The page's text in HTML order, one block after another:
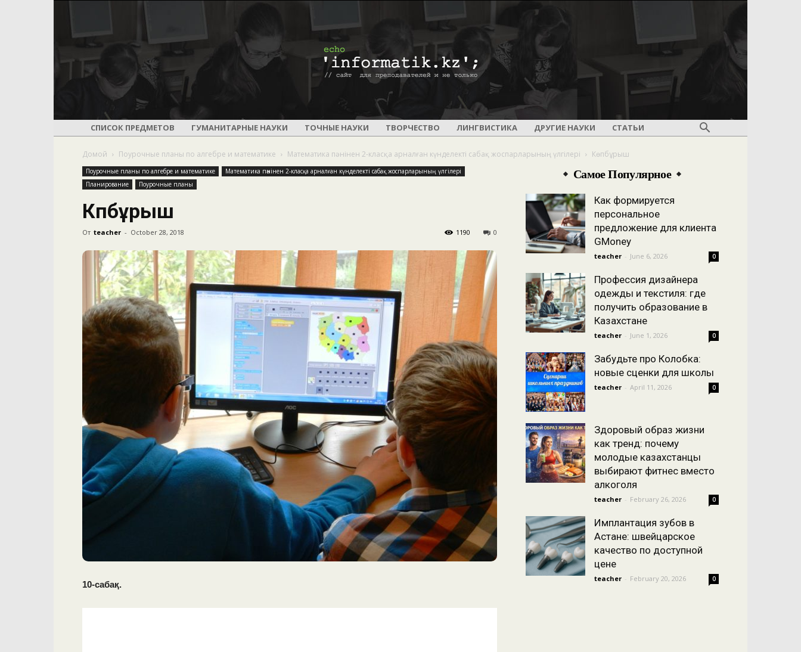
ПОУРОЧНОЕ
КАЛЕНДАРНОЕ
ПЛАНИРОВАНИЕ
УРОКОВ
СПИСОК ПРЕДМЕТОВ ГУМАНИТАРНЫЕ НАУКИ ТОЧНЫЕ НАУКИ ТВОРЧЕСТВО ЛИНГВИСТИКА ДРУГИЕ НАУКИ СТАТЬИ
Домой Поурочные планы по алгебре и математике Математика пәнінен 2-класқа арналған күнделекті сабақ жоспарларының үлгілері Көпбұрыш
Поурочные планы по алгебре и математике
Математика пәнінен 2-класқа арналған күнделекті сабақ жоспарларының үлгілері
Планирование
Поурочные планы
Көпбұрыш
От teacher - October 28, 2018 0
1190
10-сабақ.
Самое Популярное
Как формируется
персональное
предложение для клиента
GMoney
teacher - June 6, 2026 0
Профессия дизайнера
одежды и текстиля: где
получить образование в
Казахстане
teacher - June 1, 2026 0
Забудьте про Колобка:
новые сценки для школы
teacher - April 11, 2026 0
Здоровый образ жизни
как тренд: почему
молодые казахстанцы
выбирают фитнес вместо
алкоголя
teacher - February 26, 2026 0
Имплантация зубов в
Астане: швейцарское
качество по доступной
цене
teacher - February 20, 2026 0